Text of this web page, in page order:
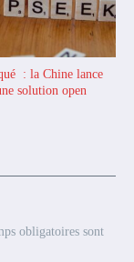
: la Chine lance
solution open
obligatoires sont